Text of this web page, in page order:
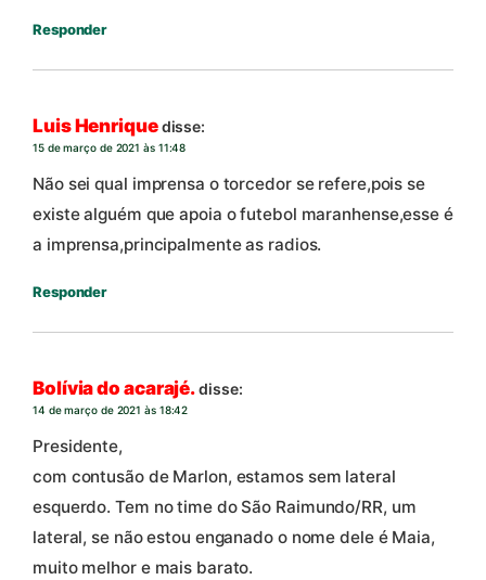
Responder
Luis Henriquedisse:
15 de março de 2021 às 11:48
Não sei qual imprensa o torcedor se refere,pois se
existe alguém que apoia o futebol maranhense,esse é
a imprensa,principalmente as radios.
Responder
Bolívia do acarajé.disse:
14 de março de 2021 às 18:42
Presidente,
com contusão de Marlon, estamos sem lateral
esquerdo. Tem no time do São Raimundo/RR, um
lateral, se não estou enganado o nome dele é Maia,
muito melhor e mais barato.